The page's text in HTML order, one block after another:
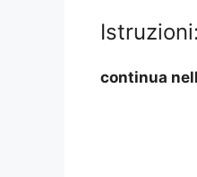
Istruzioni:
continua